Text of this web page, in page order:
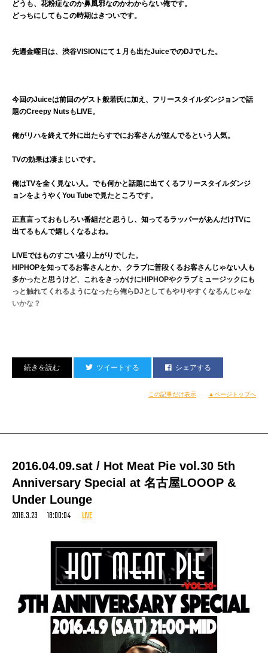
どうも、花粉症なのか鼻風邪なのかわからない俺です。
どっちにしてもこの時期はきついです。
先週金曜日は、渋谷VISIONにて１月も出たJuiceでのDJでした。
今回のJuiceは前回のゲスト般若氏に加え、フリースタイルダンジョンで話
題のCreepy NutsもLIVE。
俺がリハを終えて外に出たらすでにお客さんが並んでるという人気。
TVの効果は凄まじいです。
俺はTVを全く見ない人。でも何かと話題に出てくるフリースタイルダンジ
ョンをようやくYou Tubeで見たところです。
正直言っておもしろい番組だと思うし、知ってるラッパーがあんだけTVに
出てるもんで嬉しくなるよね。
LIVEではものすごい盛り上がりでした。
HIPHOPを知ってるお客さんとか、クラブに普段くるお客さんじゃない人も
多かったと思うけど、これをきっかけにHIPHOPやクラブミュージックにも
っと触れてくれるようになったら俺らDJとしてもやりやすくなるんじゃな
いかな？
俺も復活したMIXERで気合いの入ったPLAYをしてきました。
新ネタをちょこちょこぶっこんだし、どんどんいい感じのPLAYになってき
見に来てくれたお客さんありがとう！
話変わり、90sHIPHOPのレジェンド、A TRIBE CALLED QUESTのPhifeが
ツイートする シェアする
この記事だけ表示 ▲ページトップへ
2016.04.09.sat / Hot Meat Pie vol.30 5th
Anniversary Special at 名古屋LOOOP &
Under Lounge
2016.3.23 18:00:04 LIVE